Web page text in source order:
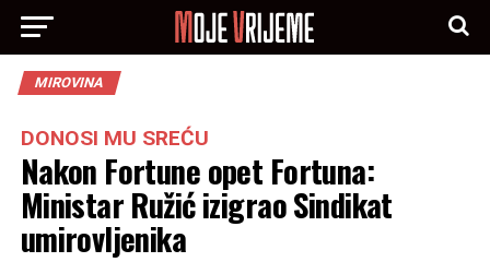
MIROVINA
DONOSI MU SREĆU
Nakon Fortune opet Fortuna:
Ministar Ružić izigrao Sindikat
umirovljenika